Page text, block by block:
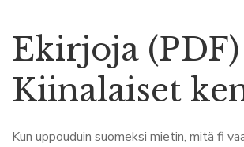
Ekirjoja (PDF)
Kiinalaiset
Kun uppouduin suomeksi mietin, mitä fi